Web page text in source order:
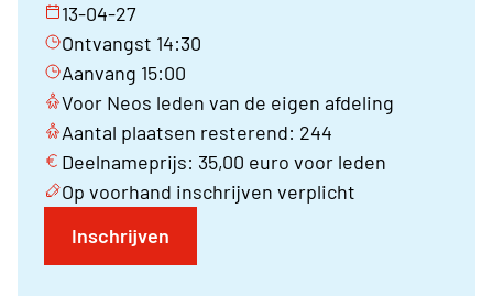
13-04-27
Ontvangst 14:30
Aanvang 15:00
Voor Neos leden van de eigen afdeling
Aantal plaatsen resterend: 244
Deelnameprijs: 35,00 euro voor leden
Op voorhand inschrijven verplicht
Inschrijven